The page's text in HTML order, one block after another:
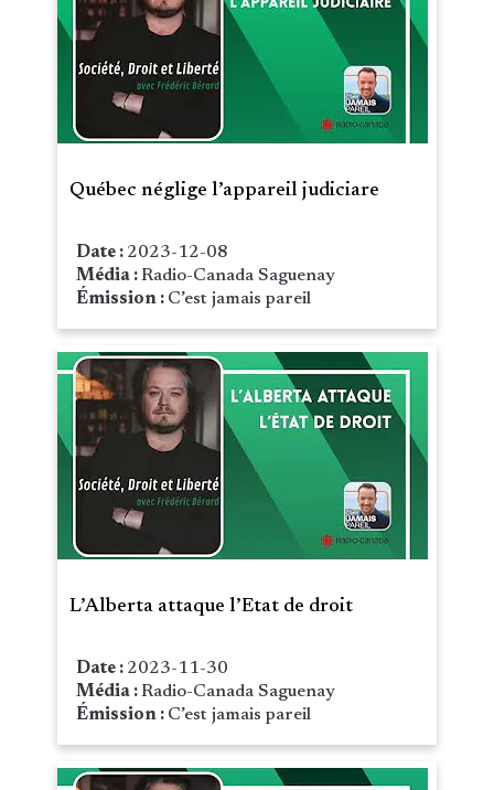
Québec néglige l’appareil judiciare
Date : 2023-12-08
Média :Radio-Canada Saguenay
Émission : C’est jamais pareil
L’Alberta attaque l’Etat de droit
Date : 2023-11-30
Média :Radio-Canada Saguenay
Émission : C’est jamais pareil